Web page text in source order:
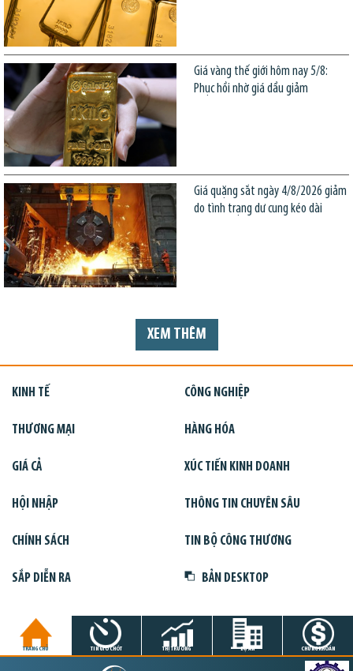
Giá vàng thế giới hôm nay 5/8:
Phục hồi nhờ giá dầu giảm
Giá quặng sắt ngày 4/8/2026 giảm
do tình trạng dư cung kéo dài
XEM THÊM
KINH TẾ CÔNG NGHIỆP
THƯƠNG MẠI HÀNG HÓA
GIÁ CẢ XÚC TIẾN KINH DOANH
HỘI NHẬP THÔNG TIN CHUYÊN SÂU
CHÍNH SÁCH TIN BỘ CÔNG THƯƠNG
SẮP DIỄN RA BẢN DESKTOP
TRANG CHỦ TIN GIỜ CHÓT THỊ TRƯỜNG DỰ ÁN CHỨNG KHOÁN